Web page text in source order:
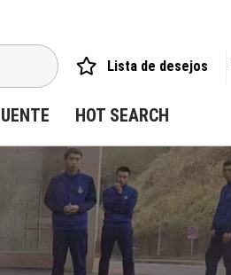
Lista de desejos
HOT SEARCH